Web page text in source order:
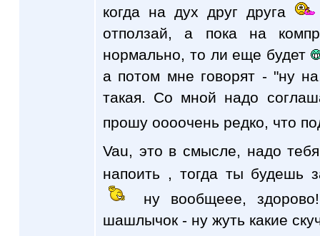
когда на дух друг друга
отползай, а пока на
нормально, то ли еще будет
а потом мне говорят - "ну
такая. Со мной надо
прошу оооочень редко, что
Vau, это в смысле, надо
напоить , тогда ты будешь
ну вообщеее,
шашлычок - ну жуть какие